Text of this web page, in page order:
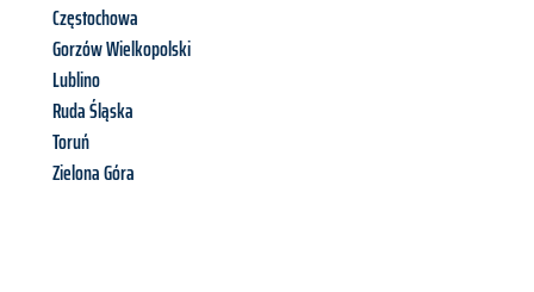
Częstochowa
Gorzów Wielkopolski
Lublino
Ruda Śląska
Toruń
Zielona Góra